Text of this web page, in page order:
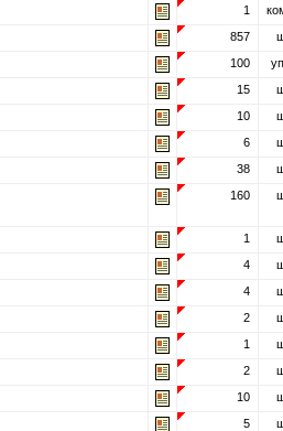
1
857
100
15
10
6
38
160
1
4
4
2
1
2
10
5